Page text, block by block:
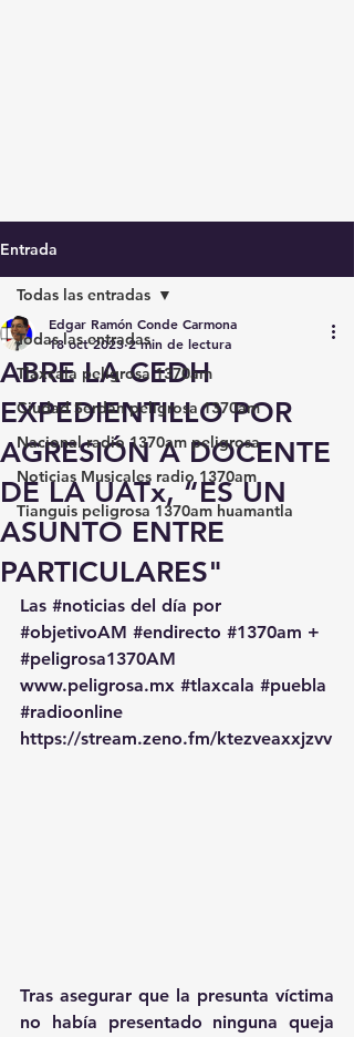
Entrada
Todas las entradas
Tlaxcala peligrosa 1370am
Ciudad Serdán peligrosa 1370am
Nacional radio 1370am peligrosa
Noticias Musicales radio 1370am
Tianguis peligrosa 1370am huamantla
Todas las entradas
ABRE LA CEDH
EXPEDIENTILLO POR
AGRESIÓN A DOCENTE
DE LA UATx, “ES UN
ASUNTO ENTRE
PARTICULARES"
Edgar Ramón Conde Carmona
18 oct 2023 2 min de lectura
Las #noticias del día por
#objetivoAM #endirecto #1370am +
#peligrosa1370AM
www.peligrosa.mx #tlaxcala #puebla
#radioonline
https://stream.zeno.fm/ktezveaxxjzvv
Tras asegurar que la presunta víctima
no había presentado ninguna queja